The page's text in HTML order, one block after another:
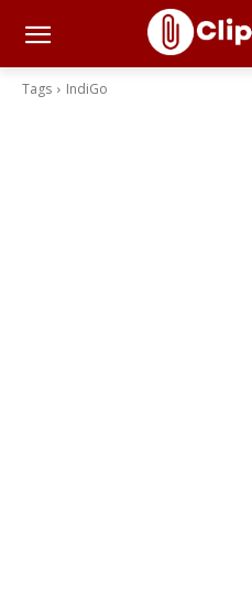
Tags IndiGo